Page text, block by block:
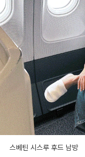
스베틴 시스루 후드 남방